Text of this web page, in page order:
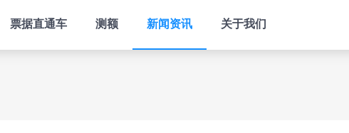
票据直通车 测额 新闻资讯 关于我们